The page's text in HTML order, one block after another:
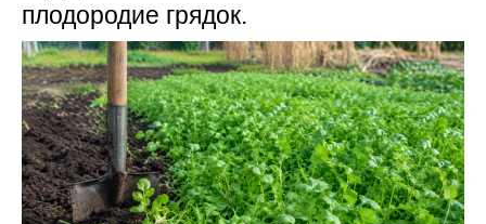
плодородие грядок.